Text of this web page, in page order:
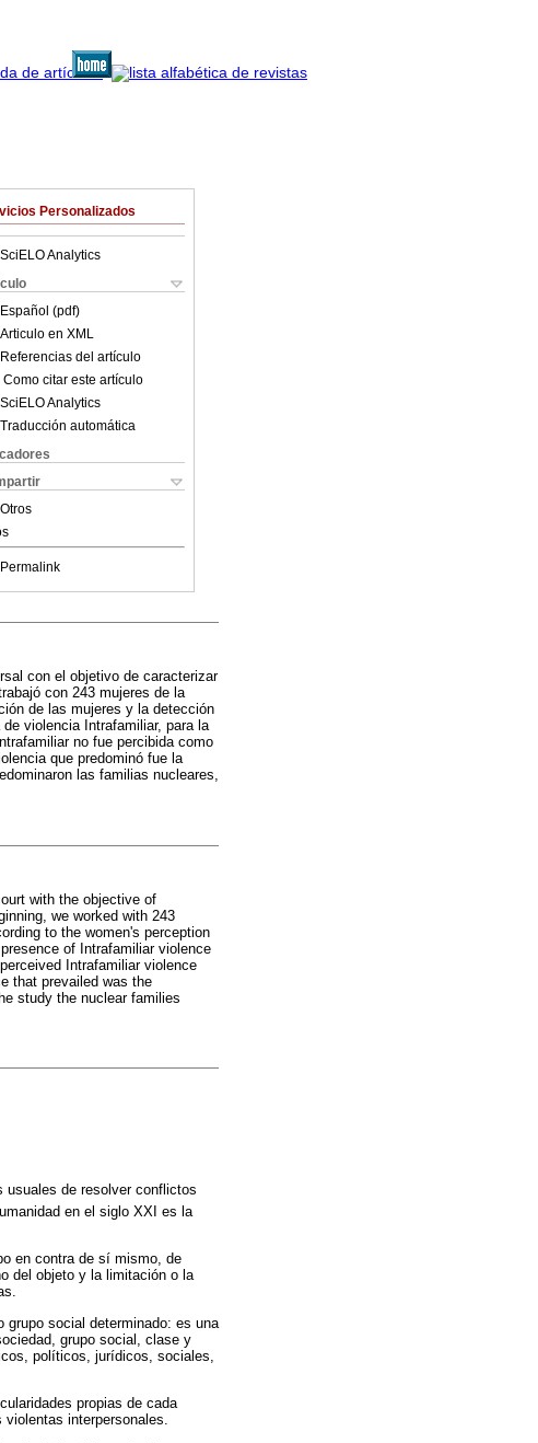
Personalizados
SciELO Analytics
Español (pdf)
Articulo en XML
Referencias del artículo
Como citar este artículo
SciELO Analytics
Traducción automática
Otros
Permalink
con el objetivo de caracterizar
con 243 mujeres de la
de las mujeres y la detección
violencia Intrafamiliar, para la
no fue percibida como
que predominó fue la
las familias nucleares,
with the objective of
we worked with 243
to the women's perception
of Intrafamiliar violence
Intrafamiliar violence
that prevailed was the
study the nuclear families
de resolver conflictos
en el siglo XXI es la
en contra de sí mismo, de
del objeto y la limitación o la
grupo social determinado: es una
grupo social, clase y
políticos, jurídicos, sociales,
propias de cada
interpersonales.